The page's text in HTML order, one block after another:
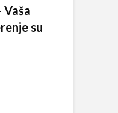
Vaša
su